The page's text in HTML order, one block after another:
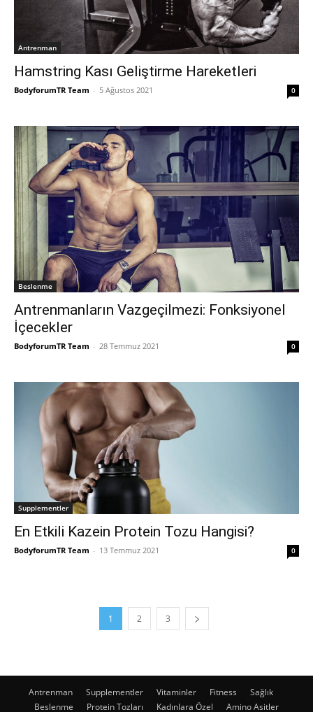
Antrenman
Hamstring Kası Geliştirme Hareketleri
BodyforumTR Team - 5 Ağustos 2021 0
Beslenme
Antrenmanların Vazgeçilmezi: Fonksiyonel
İçecekler
BodyforumTR Team - 28 Temmuz 2021 0
Supplementler
En Etkili Kazein Protein Tozu Hangisi?
BodyforumTR Team - 13 Temmuz 2021 0
1 2 3
Antrenman Supplementler Vitaminler Fitness
Sağlık
Beslenme
Protein Tozları Kadınlara Özel Amino Asitler